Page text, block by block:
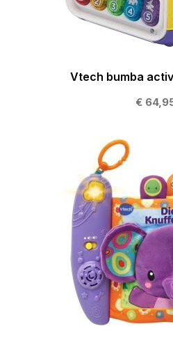
Vtech bumba
€